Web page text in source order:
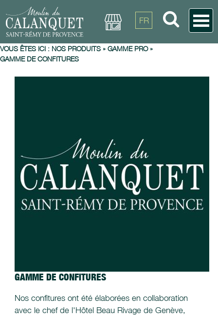
FR
VOUS ÊTES ICI : NOS PRODUITS » GAMME PRO»
GAMME DE CONFITURES
GAMME DE CONFITURES
Nos confitures ont été élaborées en collaboration
avec le chef de l'Hôtel Beau Rivage de Genève,